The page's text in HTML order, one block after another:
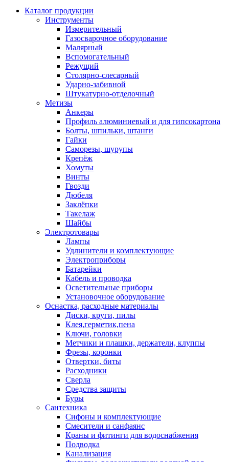
Каталог продукции
Инструменты
Измерительный
Газосварочное оборудование
Малярный
Вспомогательный
Режущий
Столярно-слесарный
Ударно-забивной
Штукатурно-отделочный
Метизы
Анкеры
Профиль алюминиевый и для гипсокартона
Болты, шпильки, штанги
Гайки
Саморезы, шурупы
Крепёж
Хомуты
Винты
Гвозди
Дюбеля
Заклёпки
Такелаж
Шайбы
Электротовары
Лампы
Удлинители и комплектующие
Электроприборы
Батарейки
Кабель и проводка
Осветительные приборы
Установочное оборудование
Оснастка, расходные материалы
Диски, круги, пилы
Клея,герметик,пена
Ключи, головки
Метчики и плашки, держатели, клуппы
Фрезы, коронки
Отвертки, биты
Расходники
Сверла
Средства защиты
Буры
Сантехника
Сифоны и комплектующие
Смесители и санфаянс
Краны и фитинги для водоснабжения
Подводка
Канализация